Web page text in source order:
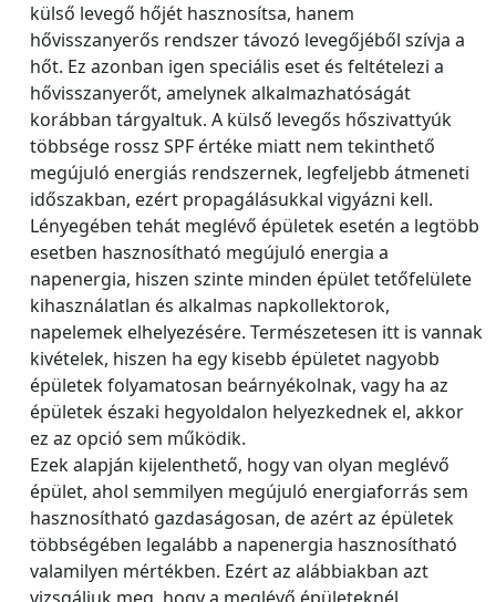
külső levegő hőjét hasznosítsa, hanem
hővisszanyerős rendszer távozó levegőjéből szívja a
hőt. Ez azonban igen speciális eset és feltételezi a
hővisszanyerőt, amelynek alkalmazhatóságát
korábban tárgyaltuk. A külső levegős hőszivattyúk
többsége rossz SPF értéke miatt nem tekinthető
megújuló energiás rendszernek, legfeljebb átmeneti
időszakban, ezért propagálásukkal vigyázni kell.
Lényegében tehát meglévő épületek esetén a legtöbb
esetben hasznosítható megújuló energia a
napenergia, hiszen szinte minden épület tetőfelülete
kihasználatlan és alkalmas napkollektorok,
napelemek elhelyezésére. Természetesen itt is vannak
kivételek, hiszen ha egy kisebb épületet nagyobb
épületek folyamatosan beárnyékolnak, vagy ha az
épületek északi hegyoldalon helyezkednek el, akkor
ez az opció sem működik.
Ezek alapján kijelenthető, hogy van olyan meglévő
épület, ahol semmilyen megújuló energiaforrás sem
hasznosítható gazdaságosan, de azért az épületek
többségében legalább a napenergia hasznosítható
valamilyen mértékben. Ezért az alábbiakban azt